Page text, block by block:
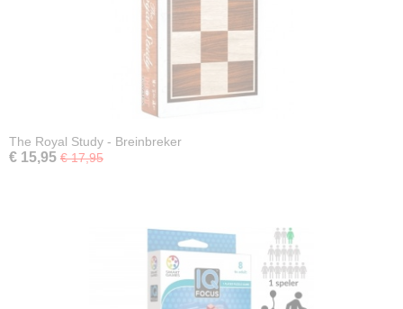
The Royal Study - Breinbreker
€ 15,95 € 17,95